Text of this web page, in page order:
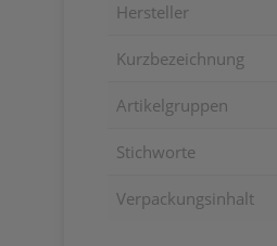
Hersteller
Kurzbezeichnung
Artikelgruppen
Stichworte
Verpackungsinhalt